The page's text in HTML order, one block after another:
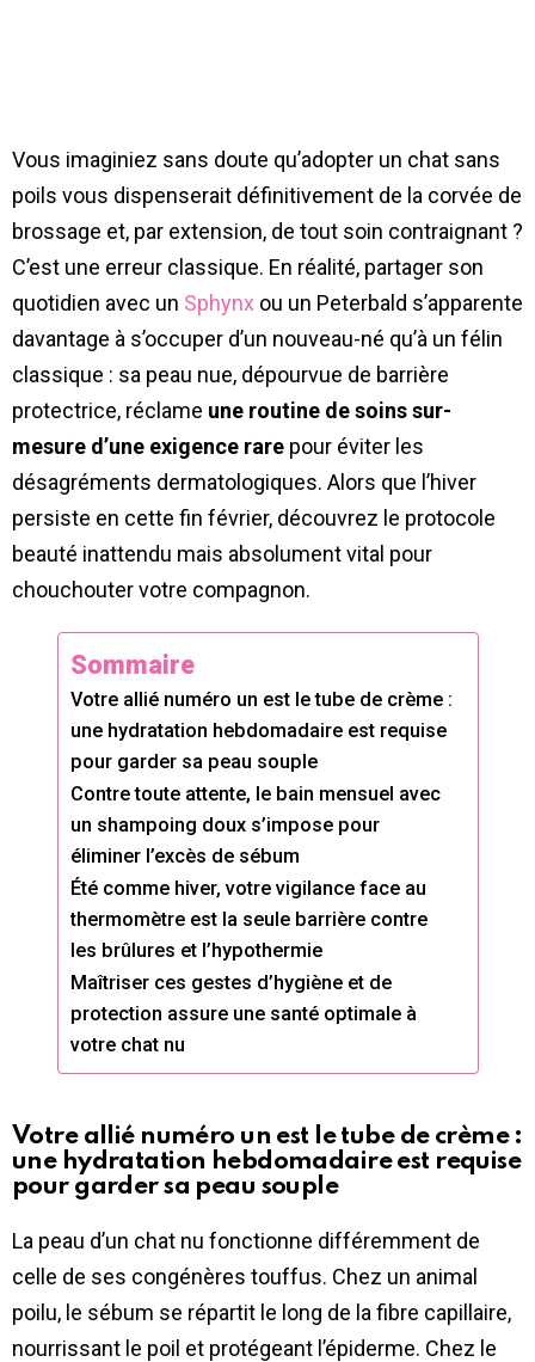
Vous imaginiez sans doute qu’adopter un chat sans
poils vous dispenserait définitivement de la corvée de
brossage et, par extension, de tout soin contraignant ?
C’est une erreur classique. En réalité, partager son
quotidien avec un Sphynx ou un Peterbald s’apparente
davantage à s’occuper d’un nouveau-né qu’à un félin
classique : sa peau nue, dépourvue de barrière
protectrice, réclame une routine de soins sur-
mesure d’une exigence rare pour éviter les
désagréments dermatologiques. Alors que l’hiver
persiste en cette fin février, découvrez le protocole
beauté inattendu mais absolument vital pour
chouchouter votre compagnon.
Sommaire
Votre allié numéro un est le tube de crème :
une hydratation hebdomadaire est requise
pour garder sa peau souple
Contre toute attente, le bain mensuel avec
un shampoing doux s’impose pour
éliminer l’excès de sébum
Été comme hiver, votre vigilance face au
thermomètre est la seule barrière contre
les brûlures et l’hypothermie
Maîtriser ces gestes d’hygiène et de
protection assure une santé optimale à
votre chat nu
Votre allié numéro un est le tube de crème :
une hydratation hebdomadaire est requise
pour garder sa peau souple
La peau d’un chat nu fonctionne différemment de
celle de ses congénères touffus. Chez un animal
poilu, le sébum se répartit le long de la fibre capillaire,
nourrissant le poil et protégeant l’épiderme. Chez le